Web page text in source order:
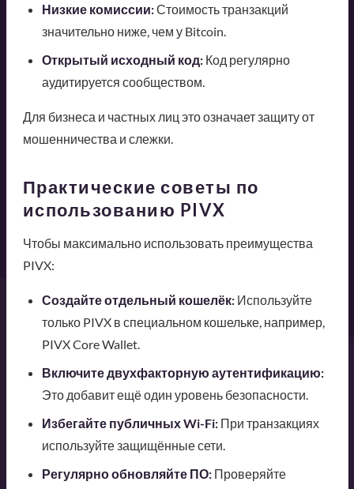
Низкие комиссии:Стоимость транзакций
значительно ниже, чем у Bitcoin.
Открытый исходный код:Код регулярно
аудитируется сообществом.
Для бизнеса и частных лиц это означает защиту от
мошенничества и слежки.
Практические советы по
использованию PIVX
Чтобы максимально использовать преимущества
PIVX:
Создайте отдельный кошелёк:Используйте
только PIVX в специальном кошельке, например,
PIVX Core Wallet.
Включите двухфакторную аутентификацию:
Это добавит ещё один уровень безопасности.
Избегайте публичных Wi-Fi:При транзакциях
используйте защищённые сети.
Регулярно обновляйте ПО:Проверяйте